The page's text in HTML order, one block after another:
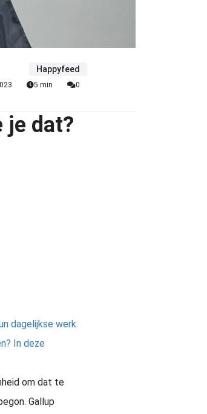
Happyfeed
5 min 0
je dat?
dagelijkse werk.
In deze
om dat te
Gallup